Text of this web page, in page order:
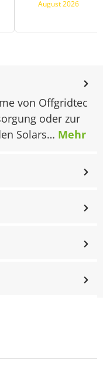
August 2026
von Offgridtec
oder zur
Solars… Mehr